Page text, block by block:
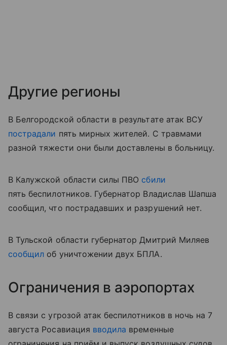
Другие регионы
В Белгородской области в результате атак ВСУ
пострадали пять мирных жителей. С травмами
разной тяжести они были доставлены в больницу.
В Калужской области силы ПВО сбили
пять беспилотников. Губернатор Владислав Шапша
сообщил, что пострадавших и разрушений нет.
В Тульской области губернатор Дмитрий Миляев
сообщил об уничтожении двух БПЛА.
Ограничения в аэропортах
В связи с угрозой атак беспилотников в ночь на 7
августа Росавиация вводила временные